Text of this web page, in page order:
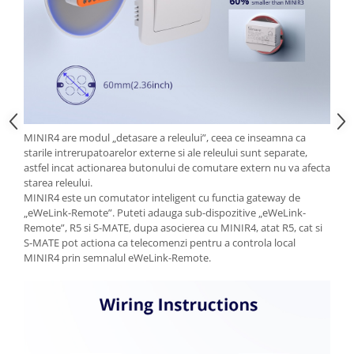
Automatizari porti batante
Automatizari usi garaj
Accesorii
Cartele si Tag-uri
Centrale de comanda
Contactoare
Interfoane
Module radio
Module si telecomenzi
automatizari
Sonerii wireless
MINIR4 are modul „detasare a releului”, ceea ce inseamna ca
starile intrerupatoarelor externe si ale releului sunt separate,
astfel incat actionarea butonului de comutare extern nu va afecta
starea releului.
MINIR4 este un comutator inteligent cu functia gateway de
„eWeLink-Remote”. Puteti adauga sub-dispozitive „eWeLink-
Remote”, R5 si S-MATE, dupa asocierea cu MINIR4, atat R5, cat si
S-MATE pot actiona ca telecomenzi pentru a controla local
MINIR4 prin semnalul eWeLink-Remote.